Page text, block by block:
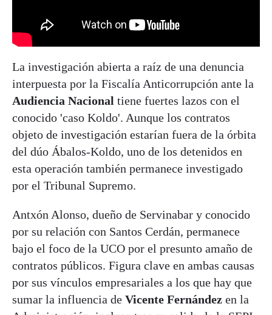
La investigación abierta a raíz de una denuncia
interpuesta por la Fiscalía Anticorrupción ante la
Audiencia Nacional tiene fuertes lazos con el
conocido 'caso Koldo'. Aunque los contratos
objeto de investigación estarían fuera de la órbita
del dúo Ábalos-Koldo, uno de los detenidos en
esta operación también permanece investigado
por el Tribunal Supremo.
Antxón Alonso, dueño de Servinabar y conocido
por su relación con Santos Cerdán, permanece
bajo el foco de la UCO por el presunto amaño de
contratos públicos. Figura clave en ambas causas
por sus vínculos empresariales a los que hay que
sumar la influencia de Vicente Fernández en la